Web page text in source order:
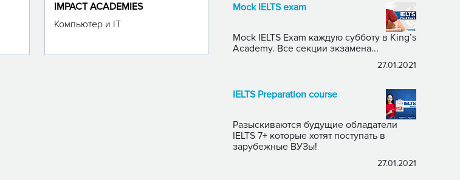
IMPACT ACADEMIES
Компьютер и IT
Mock IELTS exam
Mock IELTS Exam каждую субботу в King’s
Academy. Все секции экзамена...
27.01.2021
IELTS Preparation course
Разыскиваются будущие обладатели
IELTS 7+ которые хотят поступать в
зарубежные ВУЗы!
27.01.2021